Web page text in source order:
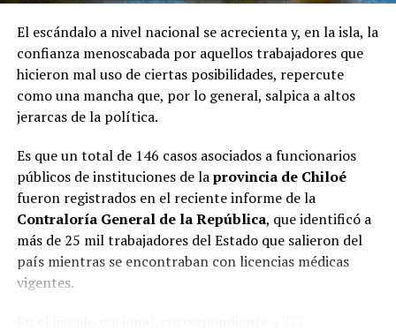
El escándalo a nivel nacional se acrecienta y, en la isla, la
confianza menoscabada por aquellos trabajadores que
hicieron mal uso de ciertas posibilidades, repercute
como una mancha que, por lo general, salpica a altos
jerarcas de la política.
Es que un total de 146 casos asociados a funcionarios
públicos de instituciones de laprovincia de Chiloé
fueron registrados en el reciente informe de la
Contraloría General de la República, que identificó a
más de 25 mil trabajadores del Estado que salieron del
país mientras se encontraban con licencias médicas
vigentes.